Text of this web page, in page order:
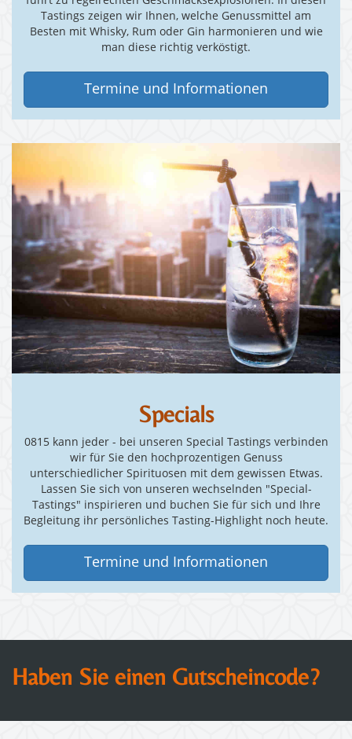
Tastings zeigen wir Ihnen, welche Genussmittel am
Besten mit Whisky, Rum oder Gin harmonieren und wie
man diese richtig verköstigt.
Termine und Informationen
Specials
0815 kann jeder - bei unseren Special Tastings verbinden
wir für Sie den hochprozentigen Genuss
unterschiedlicher Spirituosen mit dem gewissen Etwas.
Lassen Sie sich von unseren wechselnden "Special-
Tastings" inspirieren und buchen Sie für sich und Ihre
Begleitung ihr persönliches Tasting-Highlight noch heute.
Termine und Informationen
Haben Sie einen Gutscheincode?